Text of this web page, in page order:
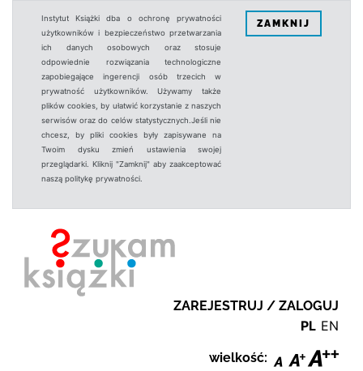
Instytut Książki dba o ochronę prywatności
użytkowników i bezpieczeństwo przetwarzania
ich danych osobowych oraz stosuje
odpowiednie rozwiązania technologiczne
zapobiegające ingerencji osób trzecich w
prywatność użytkowników. Używamy także
plików cookies, by ułatwić korzystanie z naszych
serwisów oraz do celów statystycznych.Jeśli nie
chcesz, by pliki cookies były zapisywane na
Twoim dysku zmień ustawienia swojej
przeglądarki. Kliknij "Zamknij" aby zaakceptować
naszą politykę prywatności.
ZAMKNIJ
ZAREJESTRUJ / ZALOGUJ
PL EN
wielkość: